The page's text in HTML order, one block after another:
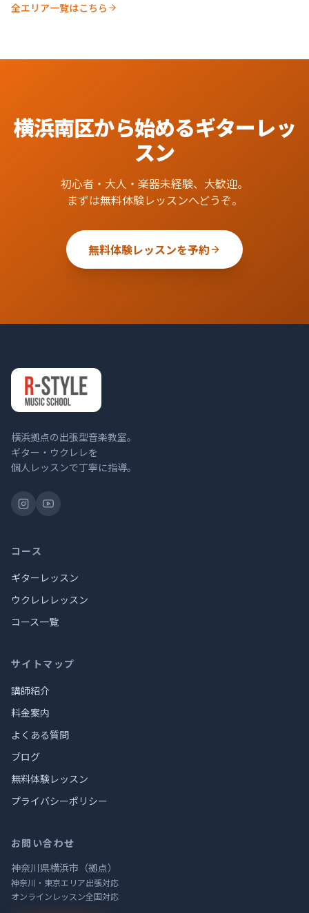
全エリア一覧はこちら
横浜南区から始めるギターレッ
スン
初心者・大人・楽器未経験、大歓迎。
まずは無料体験レッスンへどうぞ。
無料体験レッスンを予約
横浜拠点の出張型音楽教室。
ギター・ウクレレを
個人レッスンで丁寧に指導。
コース
ギターレッスン
ウクレレレッスン
コース一覧
サイトマップ
講師紹介
料金案内
よくある質問
ブログ
無料体験レッスン
プライバシーポリシー
お問い合わせ
神奈川県横浜市（拠点）
神奈川・東京エリア出張対応
オンラインレッスン全国対応